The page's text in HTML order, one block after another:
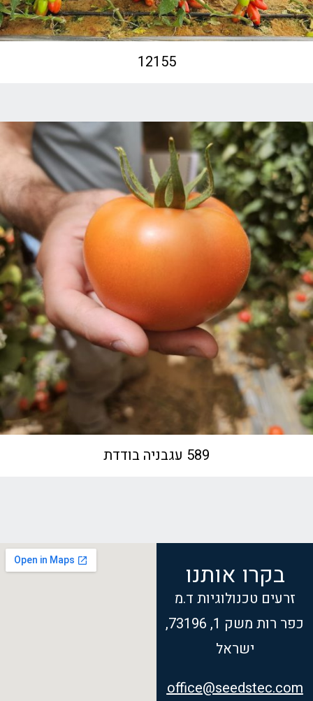
12155
589 עגבניה בודדת
בקרו אותנו
זרעים טכנולוגיות ד.מ
כפר רות משק 1, 73196,
ישראל
office@seedstec.com